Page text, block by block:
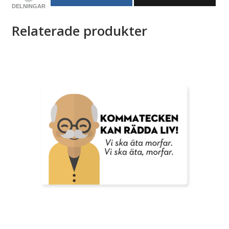
DELNINGAR
Relaterade produkter